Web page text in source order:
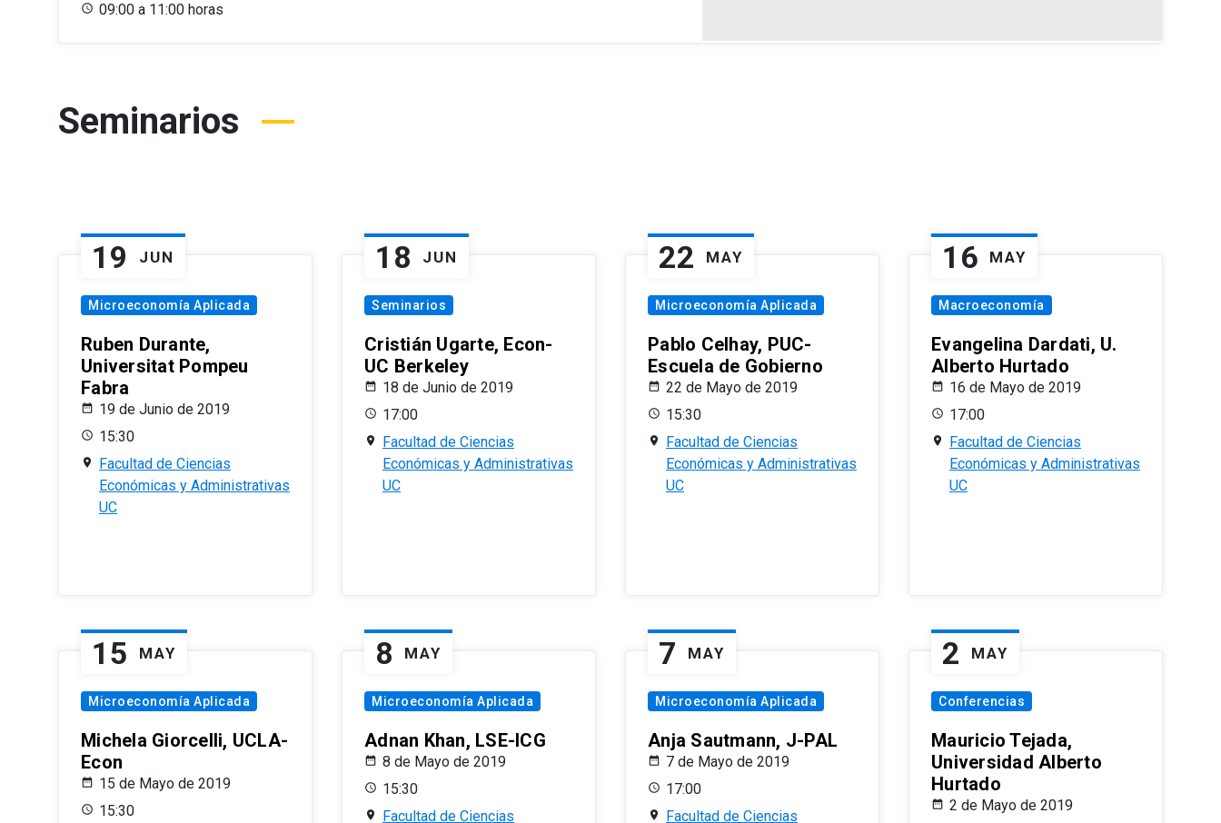
09:00 a 11:00 horas
Seminarios
19 JUN
Microeconomía Aplicada
Ruben Durante,
Universitat Pompeu
Fabra
19 de Junio de 2019
15:30
Facultad de Ciencias
Económicas y Administrativas
UC
18 JUN
Seminarios
Cristián Ugarte, Econ-
UC Berkeley
18 de Junio de 2019
17:00
Facultad de Ciencias
Económicas y Administrativas
UC
22 MAY
Microeconomía Aplicada
Pablo Celhay, PUC-
Escuela de Gobierno
22 de Mayo de 2019
15:30
Facultad de Ciencias
Económicas y Administrativas
UC
16 MAY
Macroeconomía
Evangelina Dardati, U.
Alberto Hurtado
16 de Mayo de 2019
17:00
Facultad de Ciencias
Económicas y Administrativas
UC
15 MAY
Microeconomía Aplicada
Michela Giorcelli, UCLA-
Econ
15 de Mayo de 2019
15:30
8 MAY
Microeconomía Aplicada
Adnan Khan, LSE-ICG
8 de Mayo de 2019
15:30
Facultad de Ciencias
7 MAY
Microeconomía Aplicada
Anja Sautmann, J-PAL
7 de Mayo de 2019
17:00
Facultad de Ciencias
2 MAY
Conferencias
Mauricio Tejada,
Universidad Alberto
Hurtado
2 de Mayo de 2019